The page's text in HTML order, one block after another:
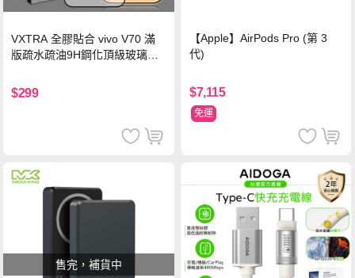
VXTRA 全膠貼合 vivo V70 滿
版疏水疏油9H鋼化頂級玻璃貼
$299
【Apple】AirPods Pro (第 3
代)
$7,115
免運
售完，補貨中